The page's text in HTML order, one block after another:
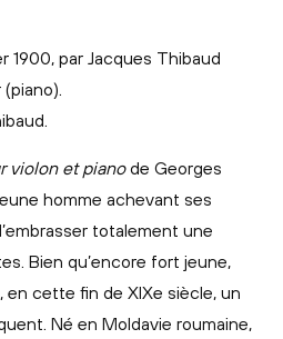
1900, par Jacques Thibaud
violon et pianode Georges
homme achevant ses
totalement une
Bien qu’encore fort jeune,
en cette fin de XIXe siècle, un
Né en Moldavie roumaine,